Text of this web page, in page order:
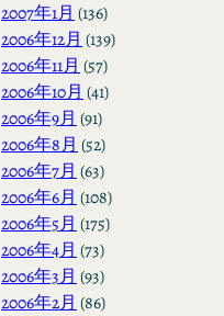
2007年1月 (136)
2006年12月 (139)
2006年11月 (57)
2006年10月 (41)
2006年9月 (91)
2006年8月 (52)
2006年7月 (63)
2006年6月 (108)
2006年5月 (175)
2006年4月 (73)
2006年3月 (93)
2006年2月 (86)